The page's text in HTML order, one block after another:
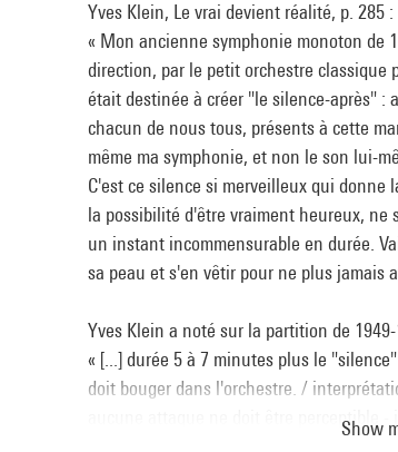
Yves Klein, Le vrai devient réalité, p. 285 :
« Mon ancienne symphonie monoton de
direction, par le petit orchestre classique
était destinée à créer "le silence-après" :
chacun de nous tous, présents à cette
même ma symphonie, et non le son lui-
C'est ce silence si merveilleux qui
la possibilité d'être vraiment heureux,
un instant incommensurable en durée.
sa peau et s'en vêtir pour ne plus jamais
Yves Klein a noté sur la partition de
« [...] durée 5 à 7 minutes plus le
doit bouger dans l'orchestre. /
aucune attaque ne doit être perceptible -
Show